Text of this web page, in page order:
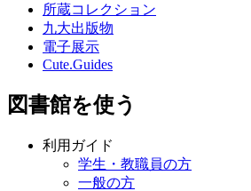
所蔵コレクション
九大出版物
電子展示
Cute.Guides
図書館を使う
利用ガイド
学生・教職員の方
一般の方